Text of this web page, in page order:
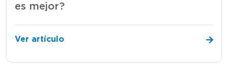
es mejor?
Ver artículo